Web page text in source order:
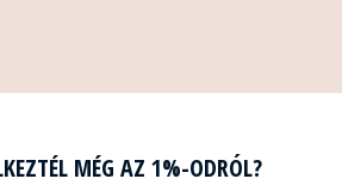
MÉG AZ 1%-ODRÓL?